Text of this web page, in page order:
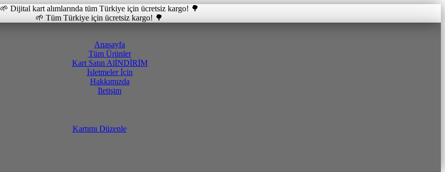
🌱 Dijital kart alımlarında tüm Türkiye için ücretsiz kargo! 🌳
🌱 Tüm Türkiye için ücretsiz kargo! 🌳
Anasayfa
Tüm Ürünler
Kart Satın AlİNDİRİM
İşletmeler İçin
Hakkımızda
İletişim
Kartımı Düzenle